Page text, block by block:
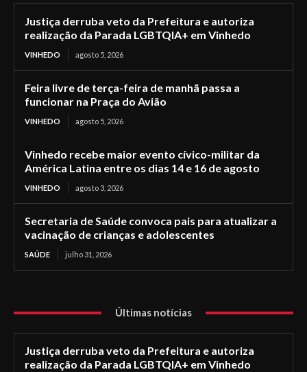
Justiça derruba veto da Prefeitura e autoriza
realização da Parada LGBTQIA+ em Vinhedo
VINHEDO agosto 5, 2026
Feira livre de terça-feira de manhã passa a
funcionar na Praça do Avião
VINHEDO agosto 5, 2026
Vinhedo recebe maior evento cívico-militar da
América Latina entre os dias 14 e 16 de agosto
VINHEDO agosto 3, 2026
Secretaria de Saúde convoca pais para atualizar a
vacinação de crianças e adolescentes
SAÚDE julho 31, 2026
Últimas notícias
Justiça derruba veto da Prefeitura e autoriza
realização da Parada LGBTQIA+ em Vinhedo